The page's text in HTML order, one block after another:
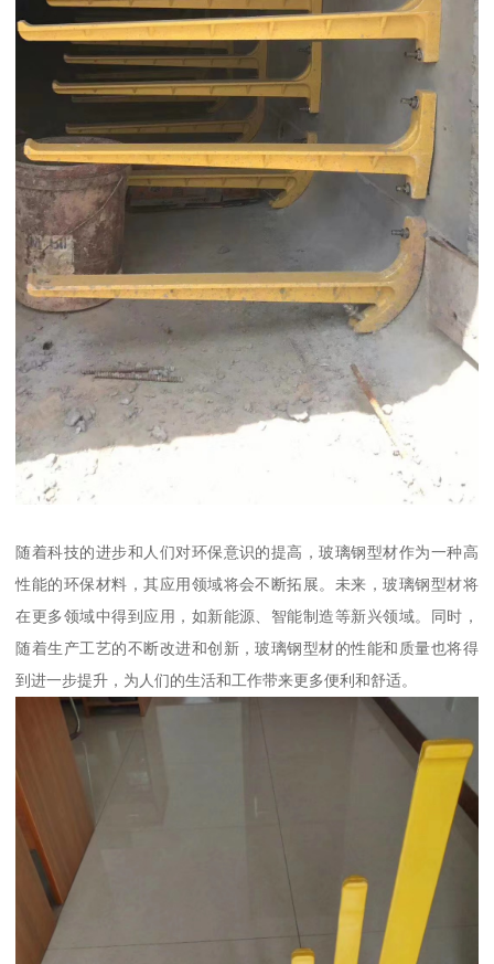
随着科技的进步和人们对环保意识的提高，玻璃钢型材作为一种高
性能的环保材料，其应用领域将会不断拓展。未来，玻璃钢型材将
在更多领域中得到应用，如新能源、智能制造等新兴领域。同时，
随着生产工艺的不断改进和创新，玻璃钢型材的性能和质量也将得
到进一步提升，为人们的生活和工作带来更多便利和舒适。